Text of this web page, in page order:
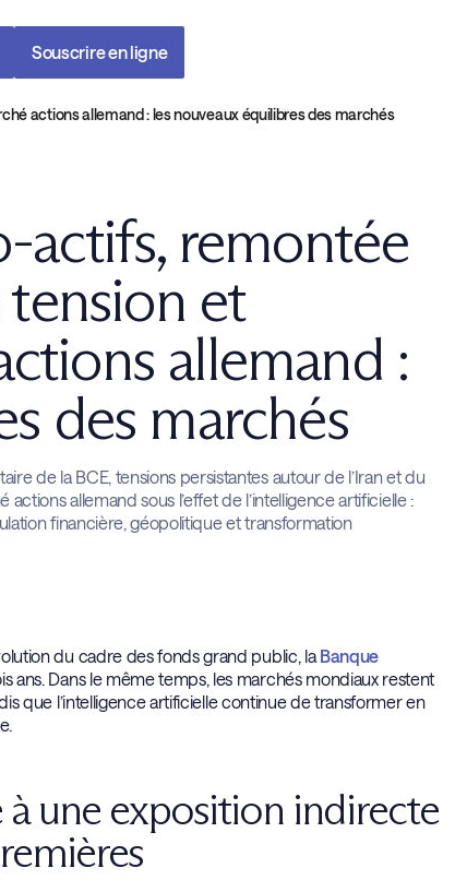
Souscrire en ligne
actions allemand : les nouveaux équilibres des marchés
actifs, remontée
tension et
allemand :
des marchés
de la BCE, tensions persistantes autour de l’Iran et du
allemand sous l’effet de l’intelligence artificielle :
financière, géopolitique et transformation
du cadre des fonds grand public, la Banque
ans. Dans le même temps, les marchés mondiaux restent
que l’intelligence artificielle continue de transformer en
à une exposition indirecte